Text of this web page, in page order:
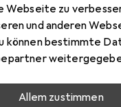
Webseite zu
und anderen
können bestimmte
Allem zustimmen
Mehr